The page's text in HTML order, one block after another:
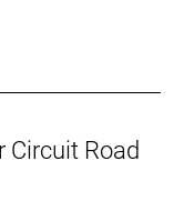
Circuit Road